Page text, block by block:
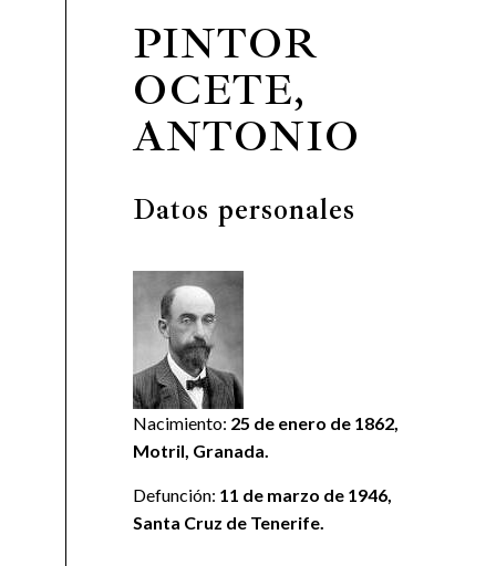
PINTOR
OCETE,
ANTONIO
Datos personales
Nacimiento: 25 de enero de 1862,
Motril, Granada.
Defunción: 11 de marzo de 1946,
Santa Cruz de Tenerife.